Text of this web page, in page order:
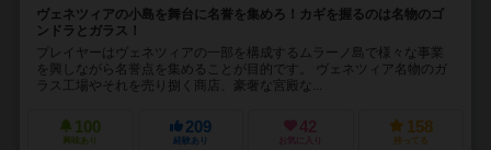
ヴェネツィアの小島を舞台に名誉を集めろ！カギを握るのは名物のゴ
ンドラとガラス！
プレイヤーはヴェネツィアの一部を構成するムラーノ島で様々な事業
を興しながら名誉点を集めることが目的です。 ヴェネツィア名物のガ
ラス工場やそれを売り捌く商店、豪奢な宮殿な...
100
興味あり
209
経験あり
42
お気に入り
158
持ってる